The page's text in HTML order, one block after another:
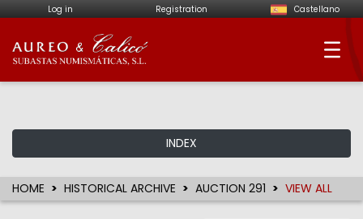
Log in Registration Castellano
Aureo & Calicó -
INDEX
HOME HISTORICAL ARCHIVE AUCTION 291 VIEW ALL